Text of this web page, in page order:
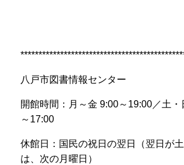
八戸市図書情報センター
開館時間：月～金 9:00～19:00／土・
～ 17:00
休館日：国民の祝日の翌日（翌日が
は、次の月曜日）